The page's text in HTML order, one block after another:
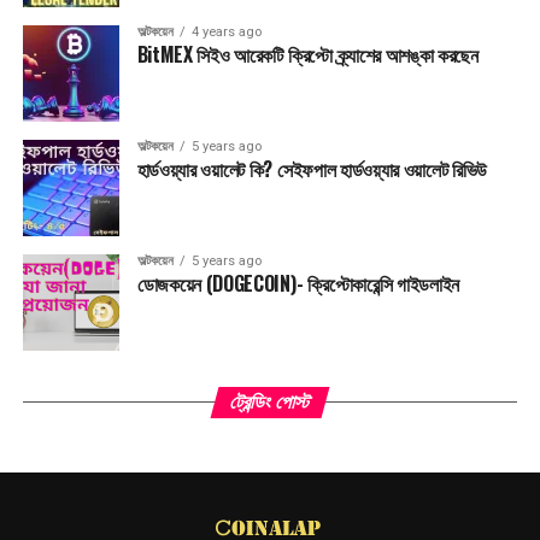
ক্রিপ্টোকারেন্সিতে সফলতার ১০ টি উপায়
গুরুত্বপূর্ণ
$৪০ কোটি চুরি উত্তর কোরিয়ার হ্যাকারদের
অল্টকয়েন 4 years ago
BitMEX সিইও আরেকটি ক্রিপ্টো ক্র্যাশের আশঙ্কা করছেন
অল্টকয়েন 5 years ago
হার্ডওয়্যার ওয়ালেট কি? সেইফপাল হার্ডওয়্যার ওয়ালেট রিভিউ
অল্টকয়েন 5 years ago
ডোজকয়েন (DOGECOIN)- ক্রিপ্টোকারেন্সি গাইডলাইন
ট্রেন্ডিং পোস্ট